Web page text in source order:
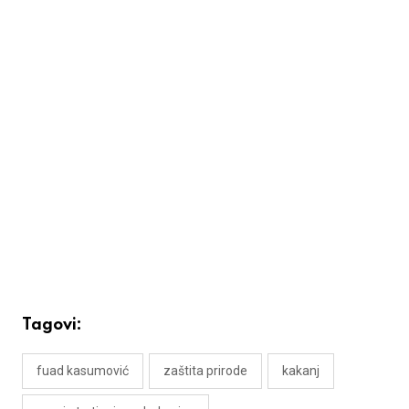
Tagovi:
fuad kasumović zaštita prirode kakanj